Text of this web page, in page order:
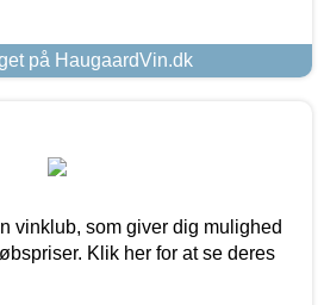
på HaugaardVin.dk
vinklub, som giver dig mulighed
Klik her for at se deres